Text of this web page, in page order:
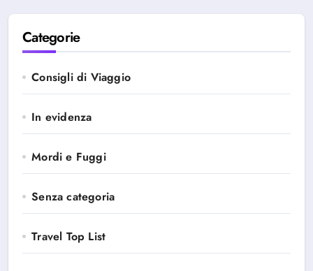
Categorie
Consigli di Viaggio
In evidenza
Mordi e Fuggi
Senza categoria
Travel Top List